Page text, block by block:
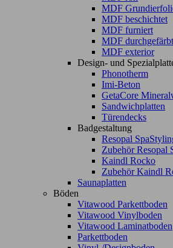
MDF
MDF beschichtet
MDF furniert
MDF durchgefärbt
MDF exterior
Design- und
Phonotherm
Imi-Beton
GetaCore
Sandwichplatten
Türendecks
Badgestaltung
Resopal
Zubehör Resopal
Kaindl Rocko
Zubehör Kaindl
Saunaplatten
Böden
Vitawood Parkettboden
Vitawood Vinylboden
Vitawood Laminatboden
Parkettboden